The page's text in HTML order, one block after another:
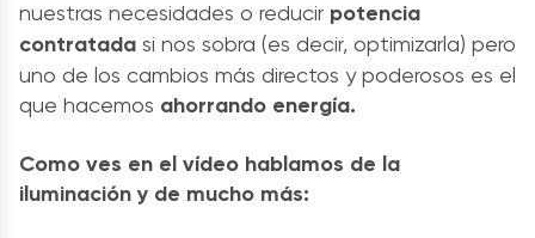
nuestras necesidades o reducir potencia
contratada si nos sobra (es decir, optimizarla) pero
uno de los cambios más directos y poderosos es el
que hacemos ahorrando energía.
Como ves en el vídeo hablamos de la
iluminación y de mucho más: